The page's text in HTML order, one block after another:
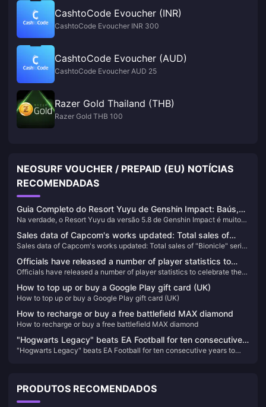
CashtoCode Evoucher (INR)
CashtoCode Evoucher INR 300
CashtoCode Evoucher (AUD)
CashtoCode Evoucher AUD 25
Razer Gold Thailand (THB)
Razer Gold THB 100
NEOSURF VOUCHER / PREPAID (EU) NOTÍCIAS
RECOMENDADAS
Guia Completo do Resort Yuyu de Genshin Impact: Baús,
Olhos de Deus Pyro, Guia de Conquistas Completas
Na verdade, o Resort Yuyu da versão 5.8 de Genshin Impact é muito
de Deus Pyro e aquelas conquistas ocultas que dão dor de cabeça —
mas não se preocupe, depois de alguns dias de exploração
aprofundada, descobri algumas dicas que podem ajudá-lo a atingir
100% de exploração em 2-3 horas.
Sales data of Capcom's works updated: Total sales of
"Bionicle" series reached 154 million
Sales data of Capcom's works updated: Total sales of "Bionicle" series
Officials have released a number of player statistics to
celebrate the first anniversary of "Hogwarts Legacy"
Officials have released a number of player statistics to celebrate the
How to top up or buy a Google Play gift card (UK)
How to top up or buy a Google Play gift card (UK)
How to recharge or buy a free battlefield MAX diamond
How to recharge or buy a free battlefield MAX diamond
"Hogwarts Legacy" beats EA Football for ten consecutive
years to take the top spot on the UK regional game list in
"Hogwarts Legacy" beats EA Football for ten consecutive years to
PRODUTOS RECOMENDADOS